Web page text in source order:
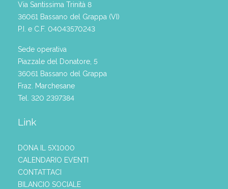
Via Santissima Trinità 8
36061 Bassano del Grappa (VI)
P.I. e C.F. 04043570243
Sede operativa
Piazzale del Donatore, 5
36061 Bassano del Grappa
Fraz. Marchesane
Tel. 320 2397384
Link
DONA IL 5X1000
CALENDARIO EVENTI
CONTATTACI
BILANCIO SOCIALE